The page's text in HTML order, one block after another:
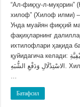
“Ал-фиқҳу-л-муқорин”
хилоф” (Хилоф илми)
Унда муайян фиқҳий
фақиҳларнинг
ихтилофлари ҳақида
қуйидагича келади: عِلْمٌ يَبْحَثُ فِي تَعَارُضِ الآرَاءِ الشَّرْعِيَّةِ وَكَيْفِيَّةِ
الاسْتِدْلَالِ وَدَفْعِ الشُّبَهِ. Хилоф илми ‒ шаръий фикрлардаги тафовут,
Батафсил